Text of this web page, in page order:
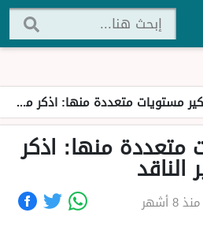
مستويات متعددة منها: اذكر مستويات التفكير الناقد
متعددة منها: اذكر
منذ 8 أشهر